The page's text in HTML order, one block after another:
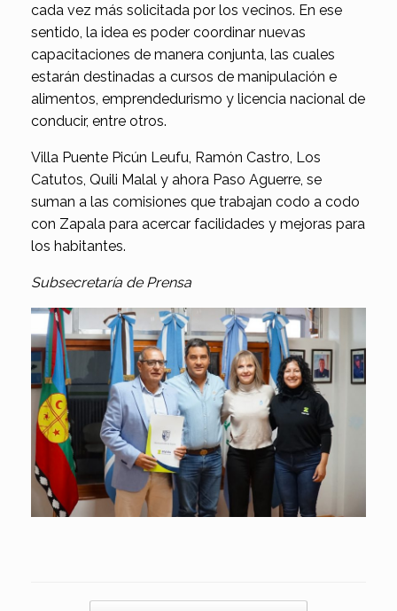
cada vez más solicitada por los vecinos. En ese
sentido, la idea es poder coordinar nuevas
capacitaciones de manera conjunta, las cuales
estarán destinadas a cursos de manipulación e
alimentos, emprendedurismo y licencia nacional de
conducir, entre otros.
Villa Puente Picún Leufu, Ramón Castro, Los
Catutos, Quili Malal y ahora Paso Aguerre, se
suman a las comisiones que trabajan codo a codo
con Zapala para acercar facilidades y mejoras para
los habitantes.
Subsecretaría de Prensa